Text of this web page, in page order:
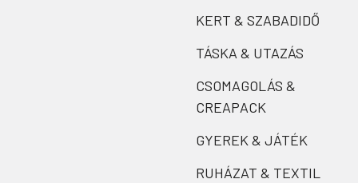
KERT & SZABADIDŐ
TÁSKA & UTAZÁS
CSOMAGOLÁS &
CREAPACK
GYEREK & JÁTÉK
RUHÁZAT & TEXTIL